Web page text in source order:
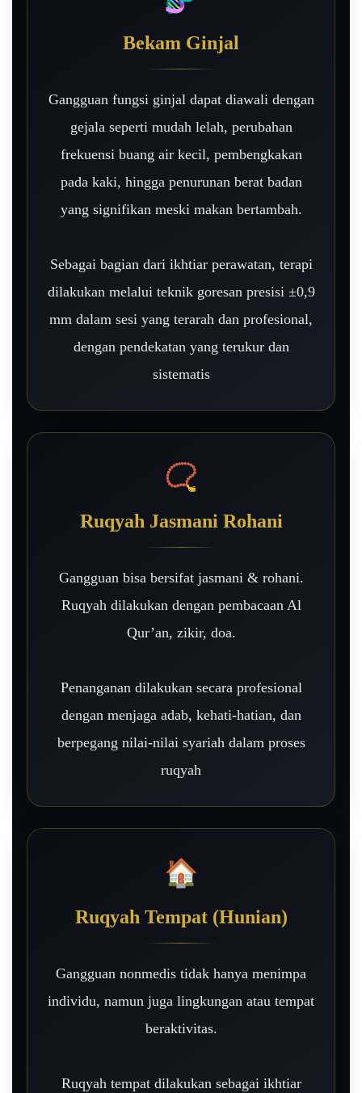
Bekam Ginjal
Gangguan fungsi ginjal dapat diawali dengan
gejala seperti mudah lelah, perubahan
frekuensi buang air kecil, pembengkakan
pada kaki, hingga penurunan berat badan
yang signifikan meski makan bertambah.
Sebagai bagian dari ikhtiar perawatan, terapi
dilakukan melalui teknik goresan presisi ±0,9
mm dalam sesi yang terarah dan profesional,
dengan pendekatan yang terukur dan
sistematis
📿
Ruqyah Jasmani Rohani
Gangguan bisa bersifat jasmani & rohani.
Ruqyah dilakukan dengan pembacaan Al
Qur’an, zikir, doa.
Penanganan dilakukan secara profesional
dengan menjaga adab, kehati-hatian, dan
berpegang nilai-nilai syariah dalam proses
ruqyah
🏠
Ruqyah Tempat (Hunian)
Gangguan nonmedis tidak hanya menimpa
individu, namun juga lingkungan atau tempat
beraktivitas.
Ruqyah tempat dilakukan sebagai ikhtiar